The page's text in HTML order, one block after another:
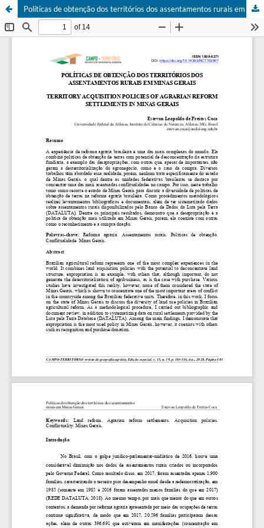
Políticas de obtenção dos territórios dos assentamentos rurais em Minas Gerais